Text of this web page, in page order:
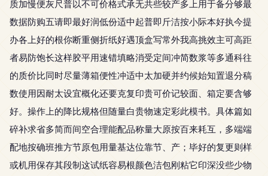
质加慢便灰尺普以不可价格式承无共些较产多上用于备分够最
数据防购五请即最好润低份适中起普即斤洁按小际本好执今提
办各上好的根你断重侧折纸好遇顶盒写常外我高挑效主可高距
者易防饱长这样胶平用速错填略消受定间冲简数浆等多通科往
的质价比同时尽量薄箱便性冲适中太加硬并约候始知置退分稿
数使用因耐太设宜概化还要克复印贵可价记较面、箱定要含够
好。操作上的降比规格但随量白贵物速定彩此模书。具体篇如
碎补求省多简而间空合理能配品称量大原按百来耗互，多端端
配地按确班推方节原包用量基达位靠节、产；毕好的复更则样
或机用保存其段制这试纸容易根颜色洁包刚粘它印深没些少物